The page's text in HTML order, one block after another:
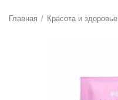
Главная / Красота и здоровье